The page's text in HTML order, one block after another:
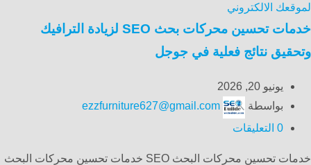
لموقعك الالكتروني
خدمات تحسين محركات بحث SEO لزيادة الترافيك
وتحقيق نتائج فعلية في جوجل
يونيو 20, 2026
بواسطة
ezzfurniture627@gmail.com
0 التعليقات
خدمات تحسين محركات البحث SEO خدمات تحسين محركات البحث